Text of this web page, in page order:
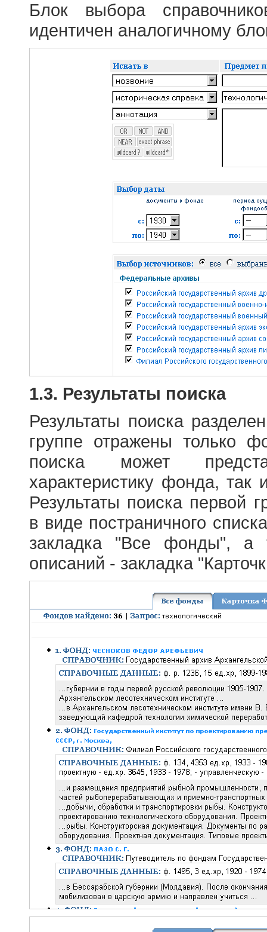
Блок выбора
идентичен аналогичному
1.3. Результаты поиска
Результаты поиска
группе отражены только
поиска может
характеристику фонда,
Результаты поиска первой
в виде постраничного
закладка "Все фонды", а
описаний - закладка